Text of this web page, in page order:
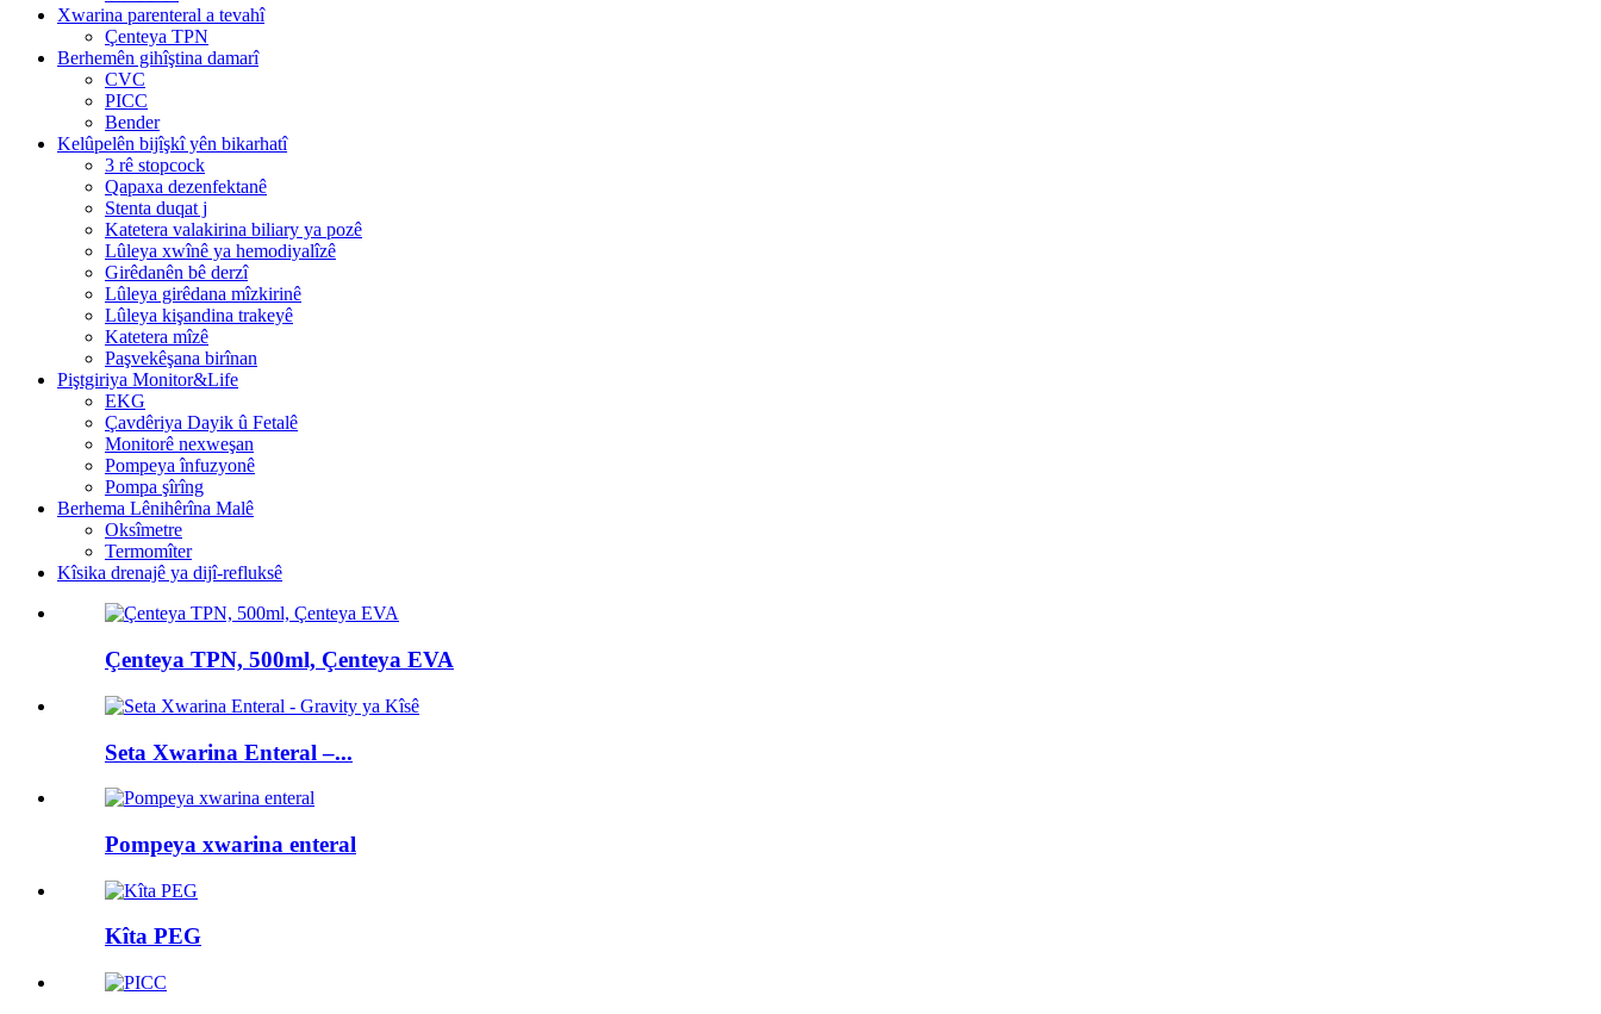
Xwarina parenteral a tevahî
Çenteya TPN
Berhemên gihîştina damarî
CVC
PICC
Bender
Kelûpelên bijîşkî yên bikarhatî
3 rê stopcock
Qapaxa dezenfektanê
Stenta duqat j
Katetera valakirina biliary ya pozê
Lûleya xwînê ya hemodiyalîzê
Girêdanên bê derzî
Lûleya girêdana mîzkirinê
Lûleya kişandina trakeyê
Katetera mîzê
Paşvekêşana birînan
Piştgiriya Monitor&Life
EKG
Çavdêriya Dayik û Fetalê
Monitorê nexweşan
Pompeya înfuzyonê
Pompa şîrîng
Berhema Lênihêrîna Malê
Oksîmetre
Termomîter
Kîsika drenajê ya dijî-refluksê
Çenteya TPN, 500ml, Çenteya EVA
Seta Xwarina Enteral –...
Pompeya xwarina enteral
Kîta PEG